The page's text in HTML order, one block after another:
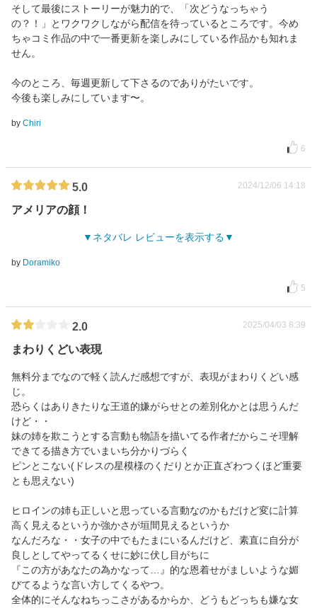
そして最後にストーリーが魅力的で、「次どうなっちゃう
の？！」とワクワクしながら配信を待っているところです。今め
ちゃコミ作品の中で一番更新を楽しみにしている作品かも知れま
せん。
今のところ、毎週更新して下さるのでありがたいです。
今後も楽しみにしています〜。
by Chiri
6
5.0 2024/12/06 14:18
アメリアの顔！
ネタバレ レビューを表示する
by Doramiko
5
2.0 2025/04/03 8:39
まわりくどい表現
無料分までなので軽く読んだ感想ですが、表現がまわりくどい感
じ。
恐らくはありきたりな王道的嫌がらせとの差別化かとは思うんだ
けど・・
妹の姉を欺こうとする言動も物語を描いてる作者だからこそ理解
できてる描き方でいまいち分かりづらく
ピンとこない(ドレスの星模様のくだりとか正直ざわつくほど重要
とも思えない)
ヒロインの姉も正しいと思っている言動なのかもだけど変に計算
高く見えるというか強かさが垣間見えるというか
なんだろな・・女子の中でもたまにいるんだけど、素直に自分が
良しとしてやってるくせに妙に伏し目がちに
『この方があなたの為かなって…』的な恩着せがましいような媚
びてるような言い方してくるやつ。
全体的にそんなねちっこさがあるからか、どうもどっちも嫌な女